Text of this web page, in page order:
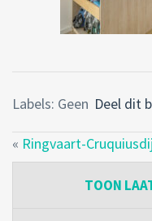
Deel dit
Labels: Geen
« Ringvaart-
TOON